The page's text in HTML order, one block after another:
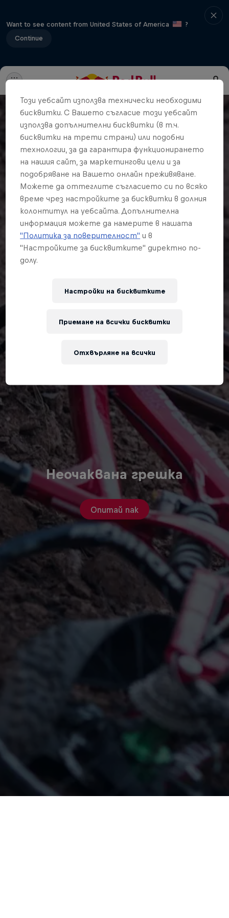
Want to see content from United States of America
?
Continue
Неочаквана грешка
Опитай пак
Този уебсайт използва технически необходими
бисквитки. С Вашето съгласие този уебсайт
използва допълнителни бисквитки (в т.ч.
бисквитки на трети страни) или подобни
технологии, за да гарантира функционирането
на нашия сайт, за маркетингови цели и за
подобряване на Вашето онлайн преживяване.
Можете да оттеглите съгласието си по всяко
време чрез настройките за бисквитки в долния
колонтитул на уебсайта. Допълнителна
информация можете да намерите в нашата
"Политика за поверителност" и в
"Настройките за бисквитките" директно по-
долу.
Настройки на бисквитките
Отхвърляне на всички
Приемане на всички бисквитки